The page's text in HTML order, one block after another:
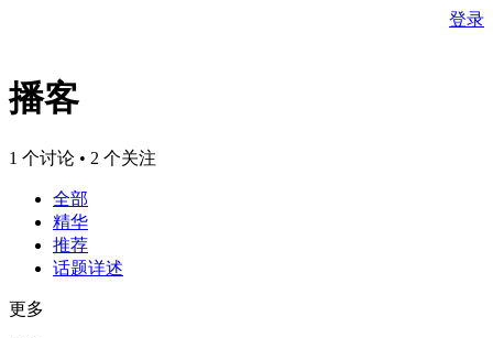
登录
播客
1 个讨论 • 2 个关注
全部
精华
推荐
话题详述
更多